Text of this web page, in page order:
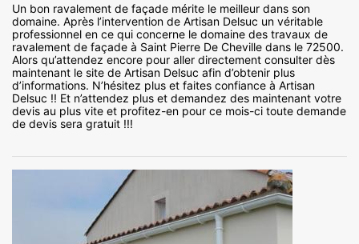
Un bon ravalement de façade mérite le meilleur dans son
domaine. Après l’intervention de Artisan Delsuc un véritable
professionnel en ce qui concerne le domaine des travaux de
ravalement de façade à Saint Pierre De Cheville dans le 72500.
Alors qu’attendez encore pour aller directement consulter dès
maintenant le site de Artisan Delsuc afin d’obtenir plus
d’informations. N’hésitez plus et faites confiance à Artisan
Delsuc !! Et n’attendez plus et demandez des maintenant votre
devis au plus vite et profitez-en pour ce mois-ci toute demande
de devis sera gratuit !!!